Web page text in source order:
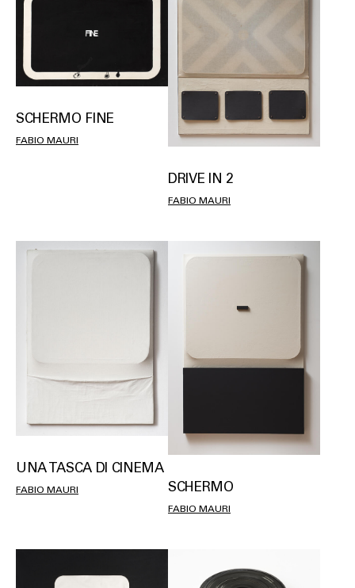
SCHERMO FINE
FABIO MAURI
DRIVE IN 2
FABIO MAURI
UNA TASCA DI CINEMA
FABIO MAURI SCHERMO
FABIO MAURI